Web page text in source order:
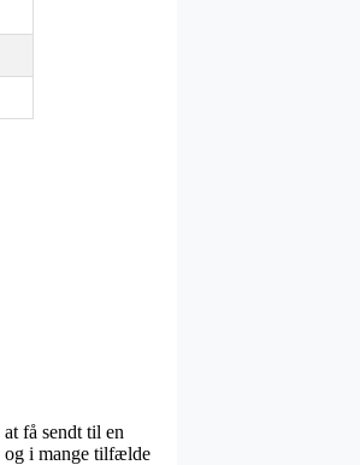
få sendt til en
og i mange tilfælde